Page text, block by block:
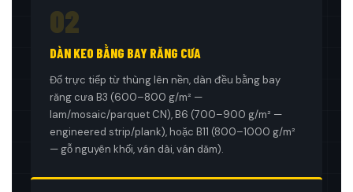
02
DÀN KEO BẰNG BAY RĂNG CƯA
Đổ trực tiếp từ thùng lên nền, dàn đều bằng bay
răng cưa B3 (600–800 g/m² —
lam/mosaic/parquet CN), B6 (700–900 g/m² —
engineered strip/plank), hoặc B11 (800–1000 g/m²
— gỗ nguyên khối, ván dài, ván dăm).